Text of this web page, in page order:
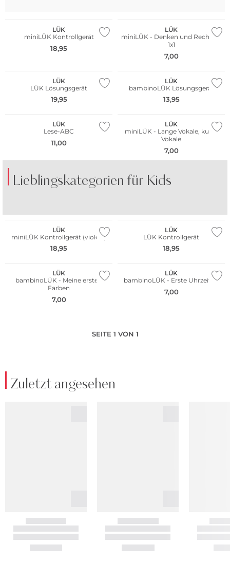
LÜK
miniLÜK Kontrollgerät
18,95
LÜK
miniLÜK - Denken und Rechnen
1x1
7,00
LÜK
LÜK Lösungsgerät
19,95
LÜK
bambinoLÜK Lösungsgerät
13,95
LÜK
Lese-ABC
11,00
LÜK
miniLÜK - Lange Vokale, kurze
Vokale
7,00
Lieblingskategorien für Kids
LÜK
miniLÜK Kontrollgerät (violett)
18,95
LÜK
LÜK Kontrollgerät
18,95
LÜK
bambinoLÜK - Meine ersten
Farben
7,00
LÜK
bambinoLÜK - Erste Uhrzeiten
7,00
SEITE 1 VON 1
Zuletzt angesehen